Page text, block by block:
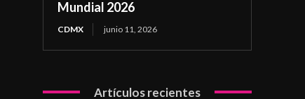
Mundial 2026
CDMX junio 11, 2026
Artículos recientes